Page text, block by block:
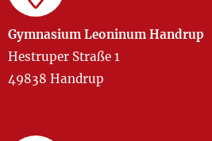
Gymnasium Leoninum Handrup
Hestruper Straße 1
49838 Handrup